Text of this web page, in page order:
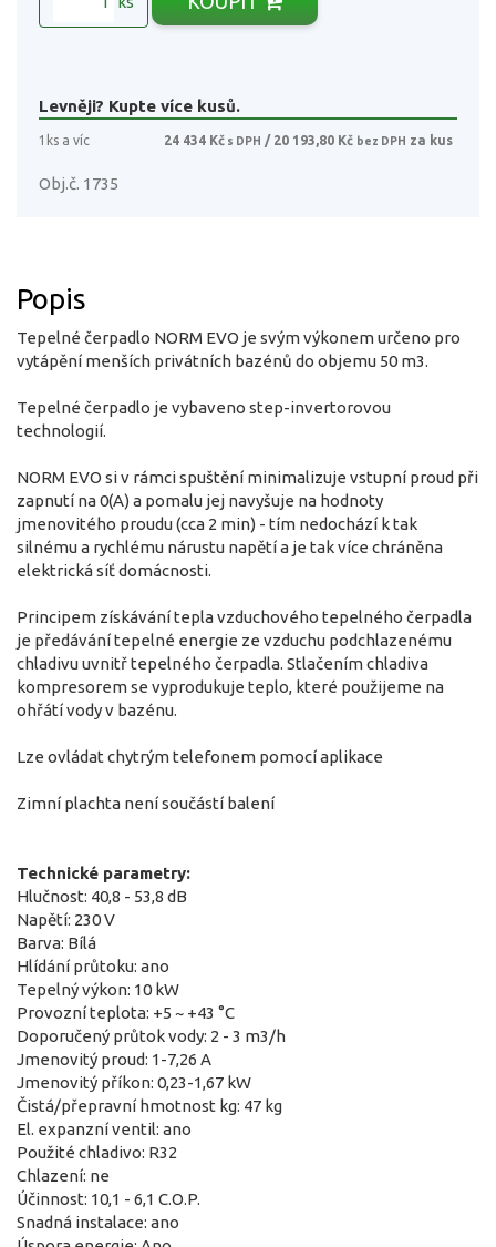
Levněji? Kupte více kusů.
1ks a víc 24 434 Kč s DPH / 20 193,80 Kč bez DPH za kus
Obj.č. 1735
Popis
Tepelné čerpadlo NORM EVO je svým výkonem určeno pro
vytápění menších privátních bazénů do objemu 50 m3.
Tepelné čerpadlo je vybaveno step-invertorovou
technologií.
NORM EVO si v rámci spuštění minimalizuje vstupní proud při
zapnutí na 0(A) a pomalu jej navyšuje na hodnoty
jmenovitého proudu (cca 2 min) - tím nedochází k tak
silnému a rychlému nárustu napětí a je tak více chráněna
elektrická síť domácnosti.
Principem získávání tepla vzduchového tepelného čerpadla
je předávání tepelné energie ze vzduchu podchlazenému
chladivu uvnitř tepelného čerpadla. Stlačením chladiva
kompresorem se vyprodukuje teplo, které použijeme na
ohřátí vody v bazénu.
Lze ovládat chytrým telefonem pomocí aplikace
Zimní plachta není součástí balení
Technické parametry:
Hlučnost: 40,8 - 53,8 dB
Napětí: 230 V
Barva: Bílá
Hlídání průtoku: ano
Tepelný výkon: 10 kW
Provozní teplota: +5 ~ +43 °C
Doporučený průtok vody: 2 - 3 m3/h
Jmenovitý proud: 1-7,26 A
Jmenovitý příkon: 0,23-1,67 kW
Čistá/přepravní hmotnost kg: 47 kg
El. expanzní ventil: ano
Použité chladivo: R32
Chlazení: ne
Účinnost: 10,1 - 6,1 C.O.P.
Snadná instalace: ano